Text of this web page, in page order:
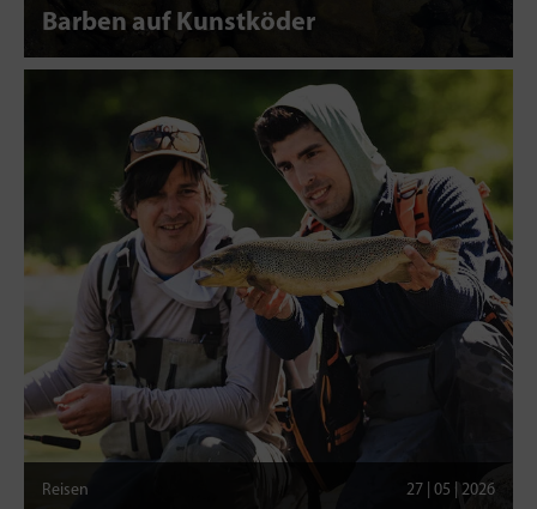
Barben auf Kunstköder
Reisen 27 | 05 | 2026